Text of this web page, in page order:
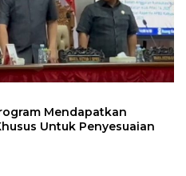
Mendapatkan
Untuk Penyesuaian